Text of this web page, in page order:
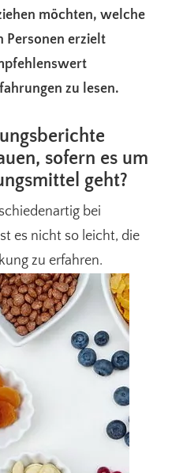
möchten, welche
Personen erzielt
zu lesen.
sofern es um
geht?
bei
es nicht so leicht, die
zu erfahren.